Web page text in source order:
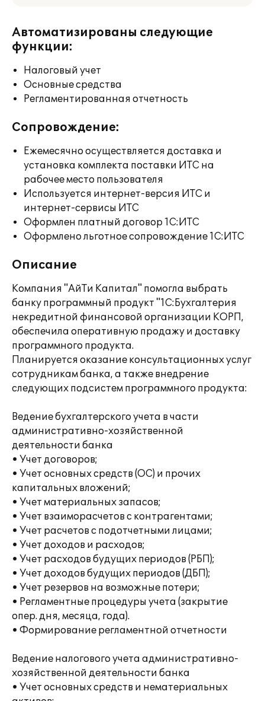
Автоматизированы следующие
функции:
Налоговый учет
Основные средства
Регламентированная отчетность
Сопровождение:
Ежемесячно осуществляется доставка и
установка комплекта поставки ИТС на
рабочее место пользователя
Используется интернет-версия ИТС и
интернет-сервисы ИТС
Оформлен платный договор 1С:ИТС
Оформлено льготное сопровождение 1С:ИТС
Описание
Компания "АйТи Капитал" помогла выбрать
банку программный продукт "1С:Бухгалтерия
некредитной финансовой организации КОРП,
обеспечила оперативную продажу и доставку
программного продукта.
Планируется оказание консультационных услуг
сотрудникам банка, а также внедрение
следующих подсистем программного продукта:
Ведение бухгалтерского учета в части
административно-хозяйственной
деятельности банка
• Учет договоров;
• Учет основных средств (ОС) и прочих
капитальных вложений;
• Учет материальных запасов;
• Учет взаиморасчетов с контрагентами;
• Учет расчетов с подотчетными лицами;
• Учет доходов и расходов;
• Учет расходов будущих периодов (РБП);
• Учет доходов будущих периодов (ДБП);
• Учет резервов на возможные потери;
• Регламентные процедуры учета (закрытие
опер. дня, месяца, года).
• Формирование регламентной отчетности
Ведение налогового учета административно-
хозяйственной деятельности банка
• Учет основных средств и нематериальных